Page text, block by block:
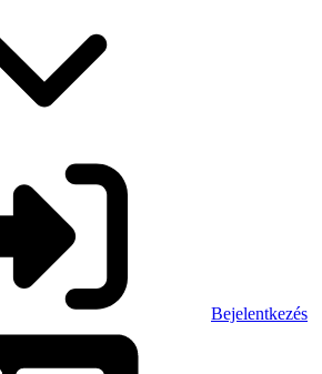
Bejelentkezés